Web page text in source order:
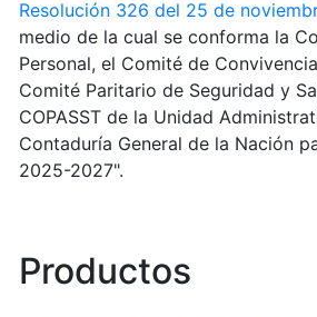
Resolución 326 del 25 de
medio de la cual se conforma la
Personal, el Comité de
Comité Paritario de Seguridad y
COPASST de la Unidad
Contaduría General de la Nación
2025-2027".
Productos